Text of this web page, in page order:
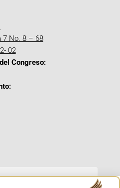
7 No. 8 – 68
02
Congreso: